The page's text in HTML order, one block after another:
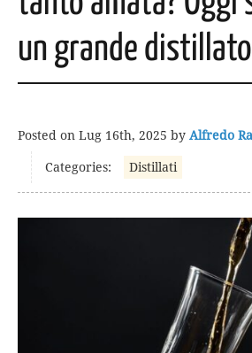
un grande
Posted on Lug 16th, 2025 by Alfredo
Categories: Distillati